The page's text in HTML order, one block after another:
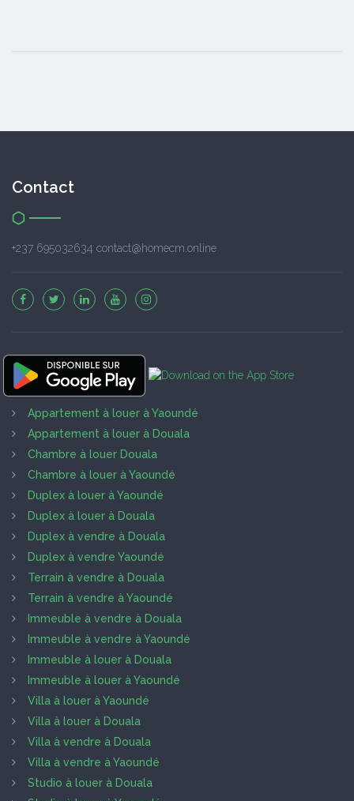
Contact
+237 695032634 contact@homecm.online
Appartement à louer à Yaoundé
Appartement à louer à Douala
Chambre à louer Douala
Chambre à louer à Yaoundé
Duplex à louer à Yaoundé
Duplex à louer à Douala
Duplex à vendre à Douala
Duplex à vendre Yaoundé
Terrain à vendre à Douala
Terrain à vendre à Yaoundé
Immeuble à vendre à Douala
Immeuble à vendre à Yaoundé
Immeuble à louer à Douala
Immeuble à louer à Yaoundé
Villa à louer à Yaoundé
Villa à louer à Douala
Villa à vendre à Douala
Villa à vendre à Yaoundé
Studio à louer à Douala